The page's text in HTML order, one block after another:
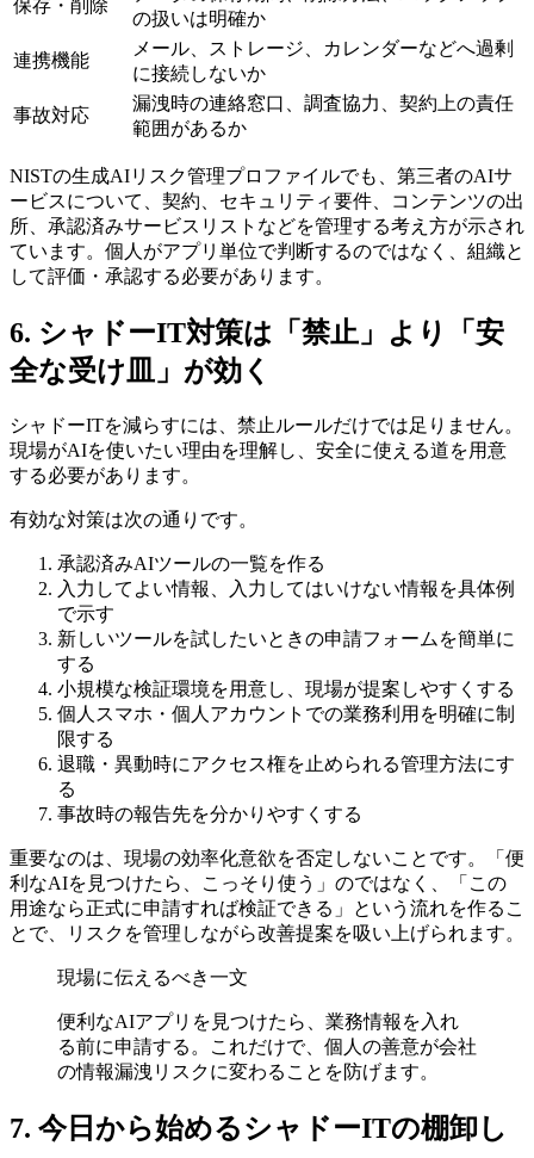
保存・削除
の扱いは明確か
連携機能
メール、ストレージ、カレンダーなどへ過剰
に接続しないか
事故対応
漏洩時の連絡窓口、調査協力、契約上の責任
範囲があるか
NISTの生成AIリスク管理プロファイルでも、第三者のAIサ
ービスについて、契約、セキュリティ要件、コンテンツの出
所、承認済みサービスリストなどを管理する考え方が示され
ています。個人がアプリ単位で判断するのではなく、組織と
して評価・承認する必要があります。
6. シャドーIT対策は「禁止」より「安
全な受け皿」が効く
シャドーITを減らすには、禁止ルールだけでは足りません。
現場がAIを使いたい理由を理解し、安全に使える道を用意
する必要があります。
有効な対策は次の通りです。
承認済みAIツールの一覧を作る
入力してよい情報、入力してはいけない情報を具体例
で示す
新しいツールを試したいときの申請フォームを簡単に
する
小規模な検証環境を用意し、現場が提案しやすくする
個人スマホ・個人アカウントでの業務利用を明確に制
限する
退職・異動時にアクセス権を止められる管理方法にす
る
事故時の報告先を分かりやすくする
重要なのは、現場の効率化意欲を否定しないことです。「便
利なAIを見つけたら、こっそり使う」のではなく、「この
用途なら正式に申請すれば検証できる」という流れを作るこ
とで、リスクを管理しながら改善提案を吸い上げられます。
現場に伝えるべき一文
便利なAIアプリを見つけたら、業務情報を入れ
る前に申請する。これだけで、個人の善意が会社
の情報漏洩リスクに変わることを防げます。
7. 今日から始めるシャドーITの棚卸し